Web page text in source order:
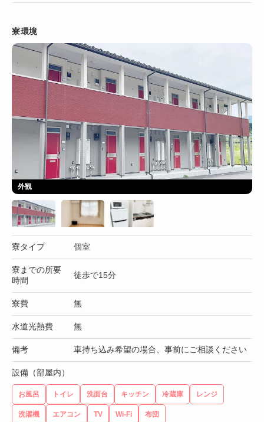
寮環境
外観
寮タイプ 個室
寮までの所要
時間
徒歩で15分
寮費 無
水道光熱費 無
備考 車持ち込み希望の場合、事前にご相談ください
設備（部屋内）
お風呂 トイレ 洗面台 キッチン 冷蔵庫 レンジ
洗濯機 エアコン TV Wi-Fi 布団